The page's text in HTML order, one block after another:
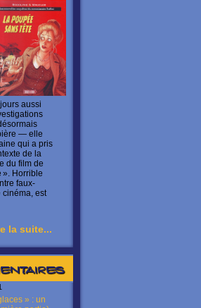
aussi
— elle
qui a pris
de la
du film de
». Horrible
faux-
cinéma, est
la suite...
» : un